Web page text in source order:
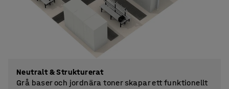
Neutralt & Strukturerat
Grå baser och jordnära toner skapar ett funktionellt